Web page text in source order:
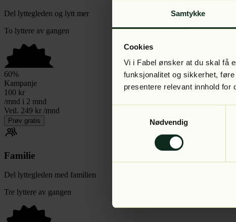
Samtykke
Cookies
Vi i Fabel ønsker at du skal få
funksjonalitet og sikkerhet,
presentere relevant innhold for
Nødvendig
Del lyttegleden og lytt mer
To lyttere av gangen
60%
Kampanje
100 kr
/mnd i 2 mnd
Veil. 249 kr /mnd
Prøv gratis
Familie
Del lyttegleden med familien
Tre lyttere av gangen